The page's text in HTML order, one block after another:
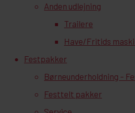
Anden udlejning
Trailere
Have/Fritids
Festpakker
Børneunderholdning –
Festtelt pakker